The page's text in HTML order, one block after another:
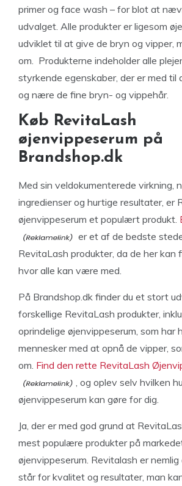
primer og face wash – for blot at
udvalget. Alle produkter er ligesom
udviklet til at give de bryn og vipper,
om. Produkterne indeholder alle
styrkende egenskaber, der er med til
og nære de fine bryn- og vippehår.
Køb RevitaLash
øjenvippeserum på
Brandshop.dk
Med sin veldokumenterede virkning,
ingredienser og hurtige resultater, er
øjenvippeserum et populært produkt.
er et af de bedste
RevitaLash produkter, da de her kan
hvor alle kan være med.
På Brandshop.dk finder du et stort
forskellige RevitaLash produkter,
oprindelige øjenvippeserum, som har
mennesker med at opnå de vipper,
om. Find den rette RevitaLash
, og oplev selv hvilken
øjenvippeserum kan gøre for dig.
Ja, der er med god grund at
mest populære produkter på
øjenvippeserum. Revitalash er
står for kvalitet og resultater, man